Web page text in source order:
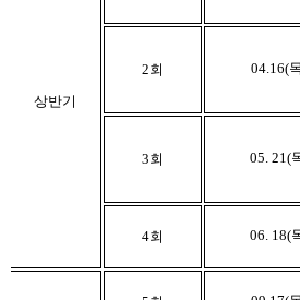
상반기
2회 04.16(
3회 05. 21(
4회 06. 18(